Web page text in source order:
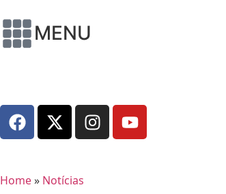
MENU
Home» Notícias